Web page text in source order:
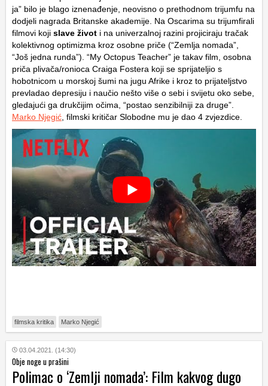
ja” bilo je blago iznenađenje, neovisno o prethodnom trijumfu na
dodjeli nagrada Britanske akademije. Na Oscarima su trijumfirali
filmovi koji slave život i na univerzalnoj razini projiciraju tračak
kolektivnog optimizma kroz osobne priče (“Zemlja nomada”,
“Još jedna runda”). “My Octopus Teacher” je takav film, osobna
priča plivača/ronioca Craiga Fostera koji se sprijateljio s
hobotnicom u morskoj šumi na jugu Afrike i kroz to prijateljstvo
prevladao depresiju i naučio nešto više o sebi i svijetu oko sebe,
gledajući ga drukčijim očima, “postao senzibilniji za druge”.
Marko Njegić , filmski kritičar Slobodne mu je dao 4 zvjezdice.
filmska kritika Marko Njegić
03.04.2021. (14:30)
Obje noge u prašini
Polimac o ‘Zemlji nomada’: Film kakvog dugo